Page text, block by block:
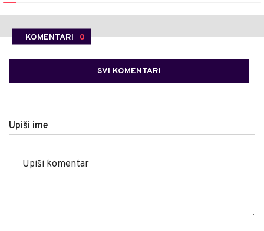
KOMENTARI 0
SVI KOMENTARI
Upiši ime